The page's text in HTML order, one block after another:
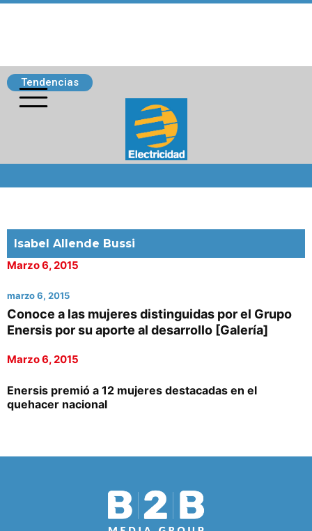
Tendencias
Isabel Allende Bussi
Marzo 6, 2015
marzo 6, 2015
Conoce a las mujeres distinguidas por el Grupo
Enersis por su aporte al desarrollo [Galería]
Marzo 6, 2015
Enersis premió a 12 mujeres destacadas en el
quehacer nacional